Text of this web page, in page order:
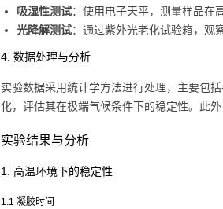
吸湿性测试：使用电子天平，测量样品在
光降解测试：通过紫外光老化试验箱，观
4. 数据处理与分析
实验数据采用统计学方法进行处理，主要包
化，评估其在极端气候条件下的稳定性。此
实验结果与分析
1. 高温环境下的稳定性
1.1 凝胶时间